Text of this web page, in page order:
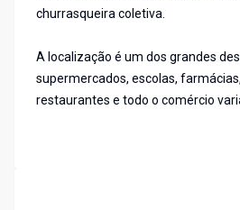
churrasqueira coletiva.
A localização é um dos grandes
supermercados, escolas,
restaurantes e todo o comércio